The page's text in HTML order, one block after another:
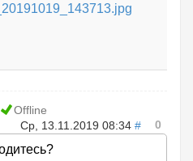
Offline
Ср, 13.11.2019 08:34 # 0